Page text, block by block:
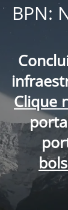
BPN:
Clique